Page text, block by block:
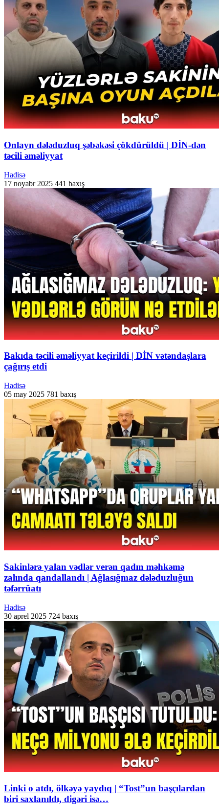
Onlayn dələduzluq şəbəkəsi çökdürüldü | DİN-dən
təcili əməliyyat
Hadisə
17 noyabr 2025 441 baxış
Bakıda təcili əməliyyat keçirildi | DİN vətəndaşlara
çağırış etdi
Hadisə
05 may 2025 781 baxış
Sakinlərə yalan vədlər verən qadın məhkəmə
zalında qandallandı | Ağlasığmaz dələduzluğun
təfərrüatı
Hadisə
30 aprel 2025 724 baxış
Linki o atdı, ölkəyə yaydıq | “Tost”un başçılardan
biri saxlanıldı, digəri isə…